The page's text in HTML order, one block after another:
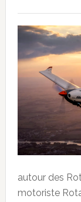
autour des
motoriste